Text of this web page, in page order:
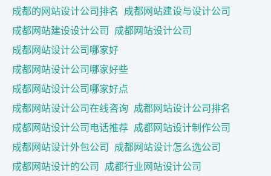
成都的网站设计公司排名 成都网站建设与设计公司
成都网站建设设计公司 成都网站设计公司
成都网站设计公司哪家好
成都网站设计公司哪家好些
成都网站设计公司哪家好点
成都网站设计公司在线咨询 成都网站设计公司排名
成都网站设计公司电话推荐 成都网站设计制作公司
成都网站设计外包公司 成都网站设计怎么选公司
成都网站设计的公司 成都行业网站设计公司